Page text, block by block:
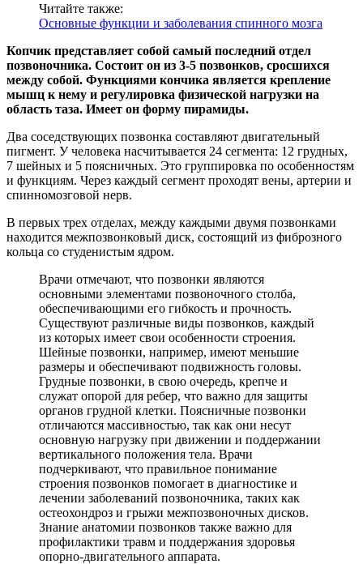
Читайте также:
Основные функции и заболевания спинного мозга
Копчик представляет собой самый последний отдел
позвоночника. Состоит он из 3-5 позвонков, сросшихся
между собой. Функциями кончика является крепление
мышц к нему и регулировка физической нагрузки на
область таза. Имеет он форму пирамиды.
Два соседствующих позвонка составляют двигательный
пигмент. У человека насчитывается 24 сегмента: 12 грудных,
7 шейных и 5 поясничных. Это группировка по особенностям
и функциям. Через каждый сегмент проходят вены, артерии и
спинномозговой нерв.
В первых трех отделах, между каждыми двумя позвонками
находится межпозвонковый диск, состоящий из фиброзного
кольца со студенистым ядром.
Врачи отмечают, что позвонки являются
основными элементами позвоночного столба,
обеспечивающими его гибкость и прочность.
Существуют различные виды позвонков, каждый
из которых имеет свои особенности строения.
Шейные позвонки, например, имеют меньшие
размеры и обеспечивают подвижность головы.
Грудные позвонки, в свою очередь, крепче и
служат опорой для ребер, что важно для защиты
органов грудной клетки. Поясничные позвонки
отличаются массивностью, так как они несут
основную нагрузку при движении и поддержании
вертикального положения тела. Врачи
подчеркивают, что правильное понимание
строения позвонков помогает в диагностике и
лечении заболеваний позвоночника, таких как
остеохондроз и грыжи межпозвоночных дисков.
Знание анатомии позвонков также важно для
профилактики травм и поддержания здоровья
опорно-двигательного аппарата.